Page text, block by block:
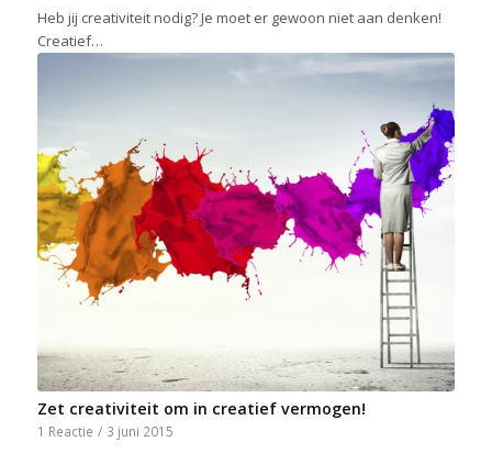
Heb jij creativiteit nodig? Je moet er gewoon niet aan denken!
Creatief…
Zet creativiteit om in creatief vermogen!
1 Reactie / 3 juni 2015